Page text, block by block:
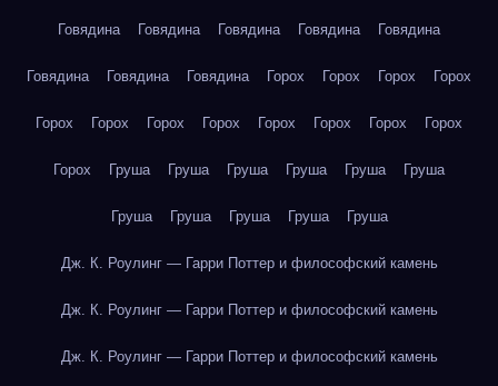
Говядина Говядина Говядина Говядина Говядина
Говядина Говядина Говядина Горох Горох Горох Горох
Горох Горох Горох Горох Горох Горох Горох Горох
Горох Груша Груша Груша Груша Груша Груша
Груша Груша Груша Груша Груша
Дж. К. Роулинг — Гарри Поттер и философский камень
Дж. К. Роулинг — Гарри Поттер и философский камень
Дж. К. Роулинг — Гарри Поттер и философский камень